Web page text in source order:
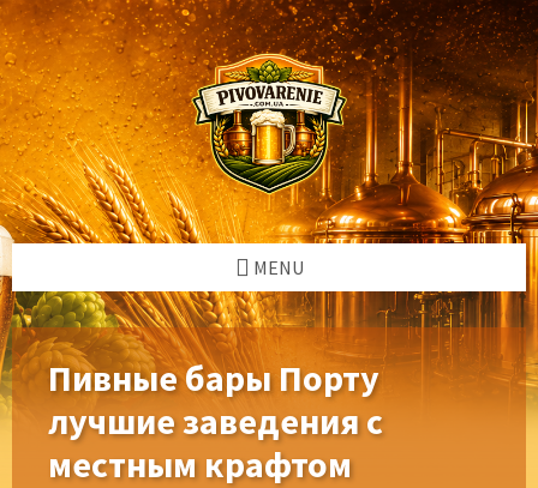
Skip
to
content
Skip
to
left
sidebar
Skip
to
right
sidebar
Skip
to
footer
MENU
Пивные бары Порту
лучшие заведения с
местным крафтом